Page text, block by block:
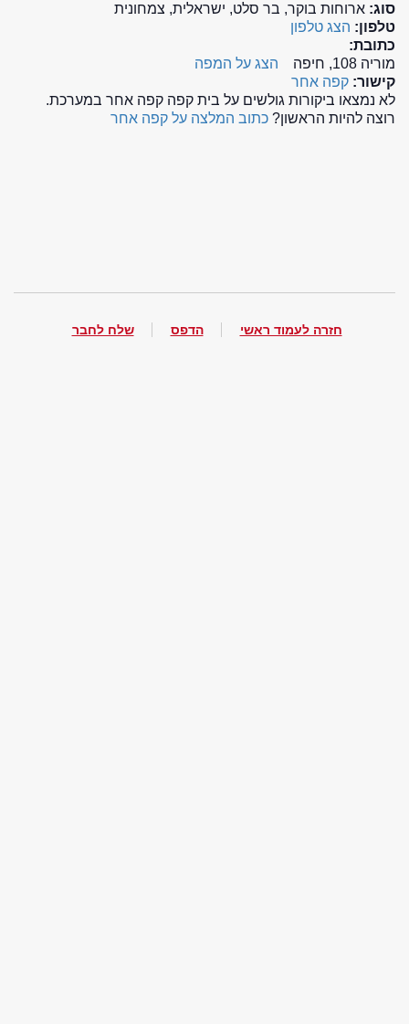
סוג: ארוחות בוקר, בר סלט, ישראלית, צמחונית
טלפון: הצג טלפון
כתובת:
מוריה 108, חיפה
הצג על המפה
קישור: קפה אחר
לא נמצאו ביקורות גולשים על בית קפה קפה אחר במערכת.
רוצה להיות הראשון? כתוב המלצה על קפה אחר
חזרה לעמוד ראשי הדפס שלח לחבר